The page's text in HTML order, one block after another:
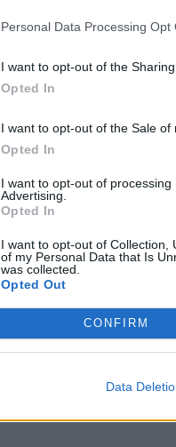
Personal Data Processing Opt
I want to opt-out of the
Opted In
I want to opt-out of the Sale of
Opted In
I want to opt-out of
Advertising.
Opted In
I want to opt-out of Collection,
of my Personal Data that Is
was collected.
Opted Out
CONFIRM
Data